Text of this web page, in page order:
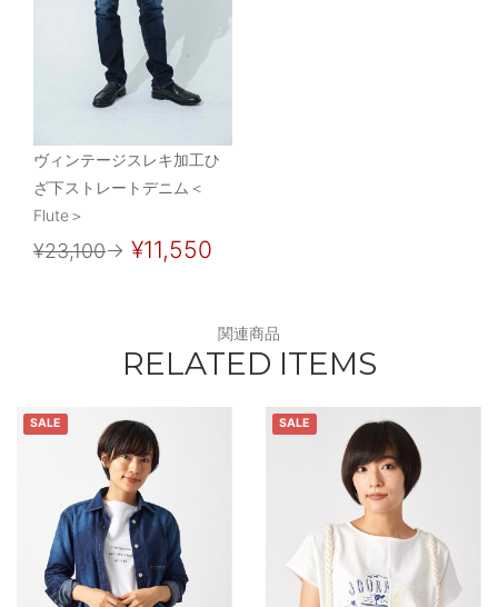
ヴィンテージスレキ加工ひ
ざ下ストレートデニム＜
Flute＞
¥23,100→ ¥11,550
関連商品
RELATED ITEMS
SALE SALE